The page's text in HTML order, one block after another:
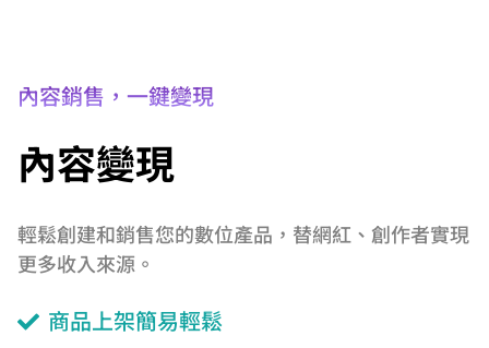
內容銷售，一鍵變現
內容變現
輕鬆創建和銷售您的數位產品，替網紅、創作者實現
更多收入來源。
商品上架簡易輕鬆